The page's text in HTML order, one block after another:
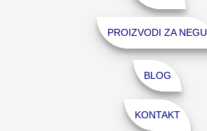
PROIZVODI ZA NEGU
BLOG
KONTAKT